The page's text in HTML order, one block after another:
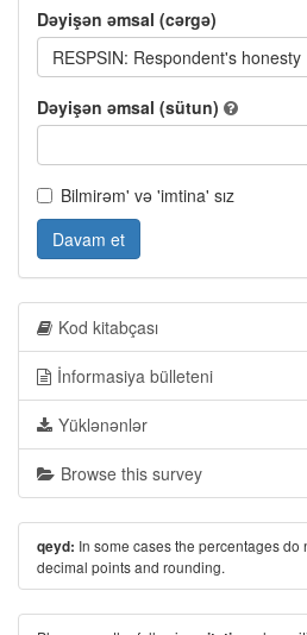
Dəyişən əmsal (cərgə)
RESPSIN: Respondent's honesty
Dəyişən əmsal (sütun)
Bilmirəm' və 'imtina' sız
Davam et
Kod kitabçası
İnformasiya bülleteni
Yüklənənlər
Browse this survey
qeyd: In some cases the percentages do
decimal points and rounding.